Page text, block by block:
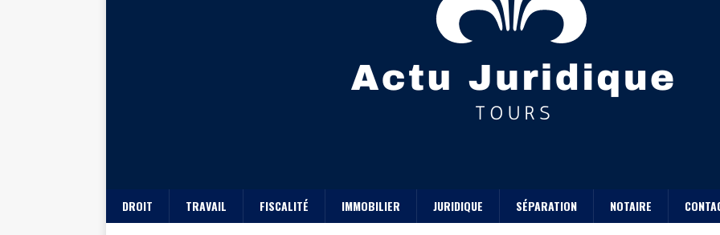
DROIT TRAVAIL FISCALITÉ IMMOBILIER JURIDIQUE SÉPARATION NOTAIRE